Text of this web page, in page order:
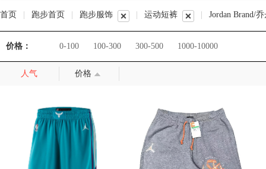
首页 跑步首页 跑步服饰 运动短裤 Jordan Brand/
价格： 0-100 100-300 300-500 1000-10000
人气 价格